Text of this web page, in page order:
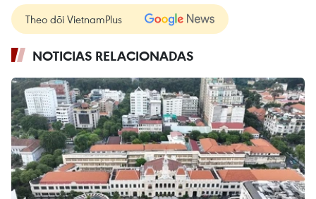
Theo dõi VietnamPlus
NOTICIAS RELACIONADAS